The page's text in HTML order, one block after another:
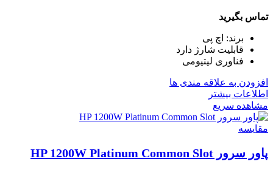
تماس بگیرید
برند: اچ پی
قابلیت شارژ دارد
فناوری لیتیومی
افزودن به علاقه مندی ها
اطلاعات بیشتر
مشاهده سریع
مقایسه
پاور سرور HP 1200W Platinum Common Slot